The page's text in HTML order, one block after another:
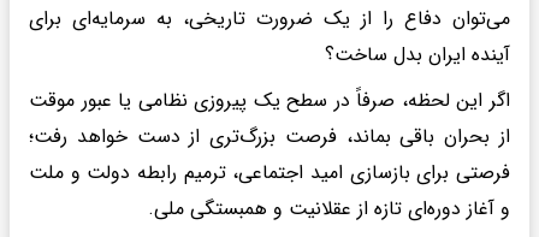
می‌توان دفاع را از یک ضرورت تاریخی، به سرمایه‌ای برای
آینده ایران بدل ساخت؟
اگر این لحظه، صرفاً در سطح یک پیروزی نظامی یا عبور موقت
از بحران باقی بماند، فرصت بزرگ‌تری از دست خواهد رفت؛
فرصتی برای بازسازی امید اجتماعی، ترمیم رابطه دولت و ملت
و آغاز دوره‌ای تازه از عقلانیت و همبستگی ملی.